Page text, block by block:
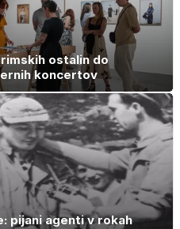
ostalin do
koncertov
pijani agenti v rokah